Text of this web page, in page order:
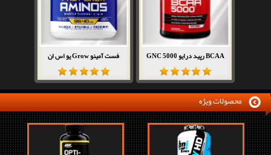
BCAA رپید درایو 5000 GNC فست آمینو Grow یو اس ان
محصولات ویژه